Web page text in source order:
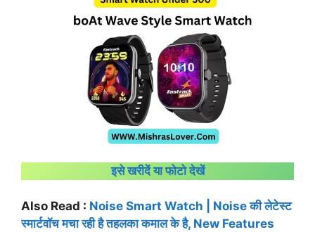
इसे खरीदें या फोटो देखें
Also Read : Noise Smart Watch | Noise की लेटेस्ट
स्मार्टवॉच मचा रही है तहलका कमाल के है, New Features